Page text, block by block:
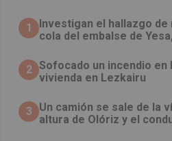
1
Investigan el hallazgo
cola del embalse de
2 Sofocado un incendio en
vivienda en Lezkairu
3
Un camión se sale de la
altura de Olóriz y el